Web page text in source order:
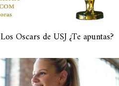
Oscars de USJ ¿Te apuntas?